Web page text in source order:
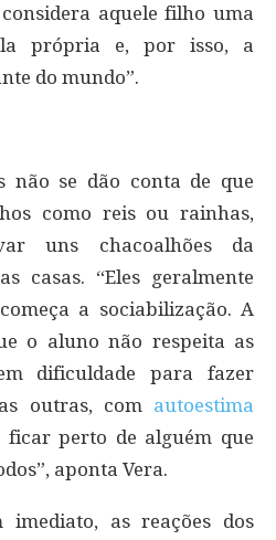
aquele filho uma
própria e, por isso, a
do mundo”.
não se dão conta de que
como reis ou rainhas,
uns chacoalhões da
casas. “Eles geralmente
a sociabilização. A
o aluno não respeita as
dificuldade para fazer
outras, com autoestima
ficar perto de alguém que
aponta Vera.
as reações dos